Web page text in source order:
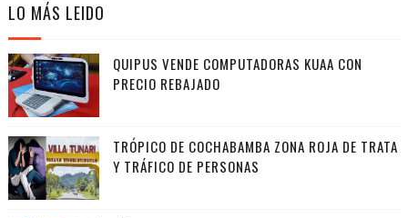
LO MÁS LEIDO
QUIPUS VENDE COMPUTADORAS KUAA CON
PRECIO REBAJADO
TRÓPICO DE COCHABAMBA ZONA ROJA DE TRATA
Y TRÁFICO DE PERSONAS